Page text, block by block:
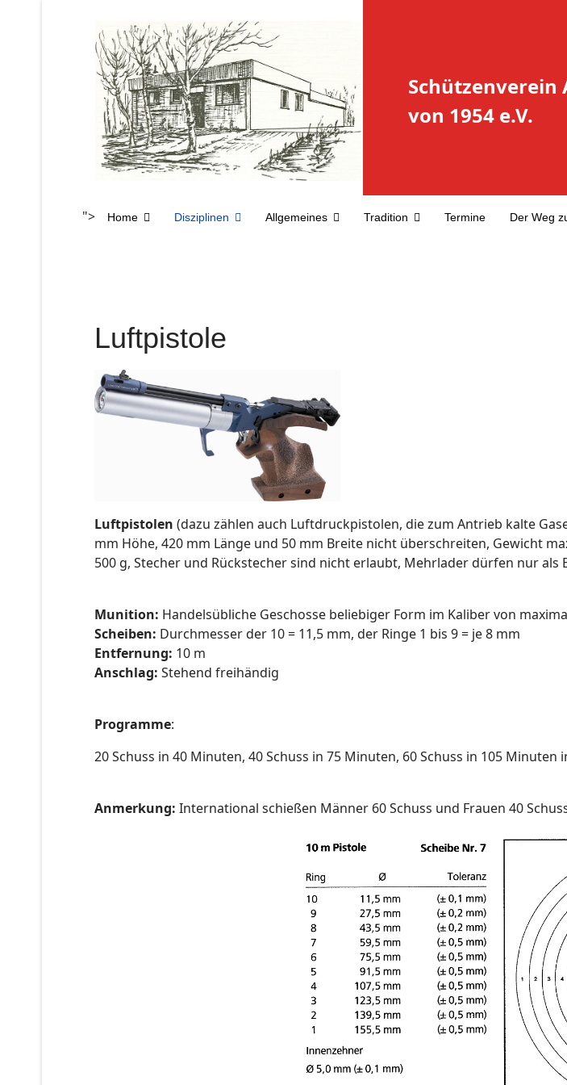
Schützenverein
von 1954 e.V.
"> Home Disziplinen Allgemeines Tradition Termine Der Weg
Luftpistole
Luftpistolen (dazu zählen auch Luftdruckpistolen, die zum Antrieb kalte
mm Höhe, 420 mm Länge und 50 mm Breite nicht überschreiten, Gewicht
500 g, Stecher und Rückstecher sind nicht erlaubt, Mehrlader dürfen nur als
Munition: Handelsübliche Geschosse beliebiger Form im Kaliber von
Scheiben: Durchmesser der 10 = 11,5 mm, der Ringe 1 bis 9 = je 8 mm
Entfernung: 10 m
Anschlag: Stehend freihändig
Programme:
20 Schuss in 40 Minuten, 40 Schuss in 75 Minuten, 60 Schuss in 105 Minuten
Anmerkung: International schießen Männer 60 Schuss und Frauen 40